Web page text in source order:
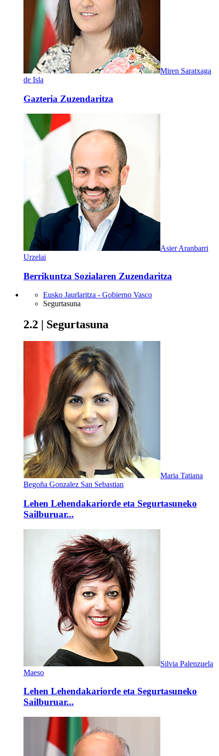
Miren Saratxaga
de Isla
Gazteria Zuzendaritza
Asier Aranbarri
Urzelai
Berrikuntza Sozialaren Zuzendaritza
Eusko Jaurlaritza - Gobierno Vasco
Segurtasuna
2.2 | Segurtasuna
Maria Tatiana
Begoña Gonzalez San Sebastian
Lehen Lehendakariorde eta Segurtasuneko
Sailburuar...
Silvia Palenzuela
Maeso
Lehen Lehendakariorde eta Segurtasuneko
Sailburuar...